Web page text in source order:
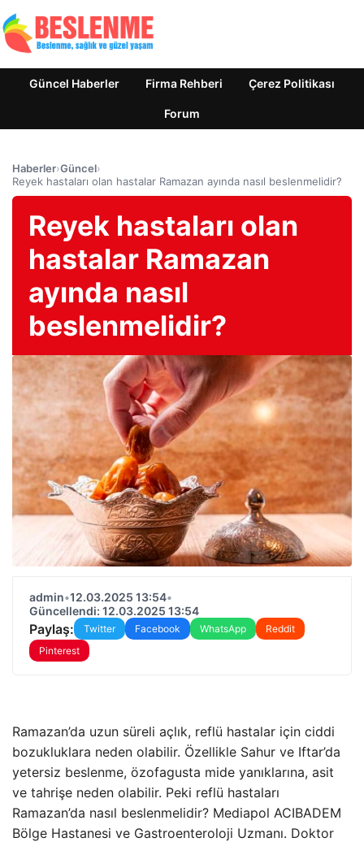
Güncel Haberler Firma Rehberi Çerez Politikası
Forum
Haberler›Güncel›
Reyek hastaları olan hastalar Ramazan ayında nasıl beslenmelidir?
Reyek hastaları olan
hastalar Ramazan
ayında nasıl
beslenmelidir?
admin•12.03.2025 13:54•
Güncellendi: 12.03.2025 13:54
Paylaş: Twitter Facebook WhatsApp
Reddit
Pinterest
Ramazan’da uzun süreli açlık, reflü hastalar için ciddi
bozukluklara neden olabilir. Özellikle Sahur ve Iftar’da
yetersiz beslenme, özofagusta mide yanıklarına, asit
ve tahrişe neden olabilir. Peki reflü hastaları
Ramazan’da nasıl beslenmelidir? Mediapol ACIBADEM
Bölge Hastanesi ve Gastroenteroloji Uzmanı. Doktor